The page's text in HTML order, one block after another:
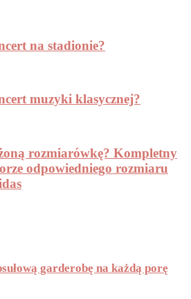
na stadionie?
muzyki klasycznej?
rozmiarówkę? Kompletny
odpowiedniego rozmiaru
garderobę na każdą porę